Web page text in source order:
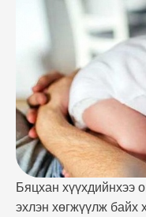
хонож байгаа нялх
Бяцхан хүүхдийнхээ
эхлэн хөгжүүлж байх